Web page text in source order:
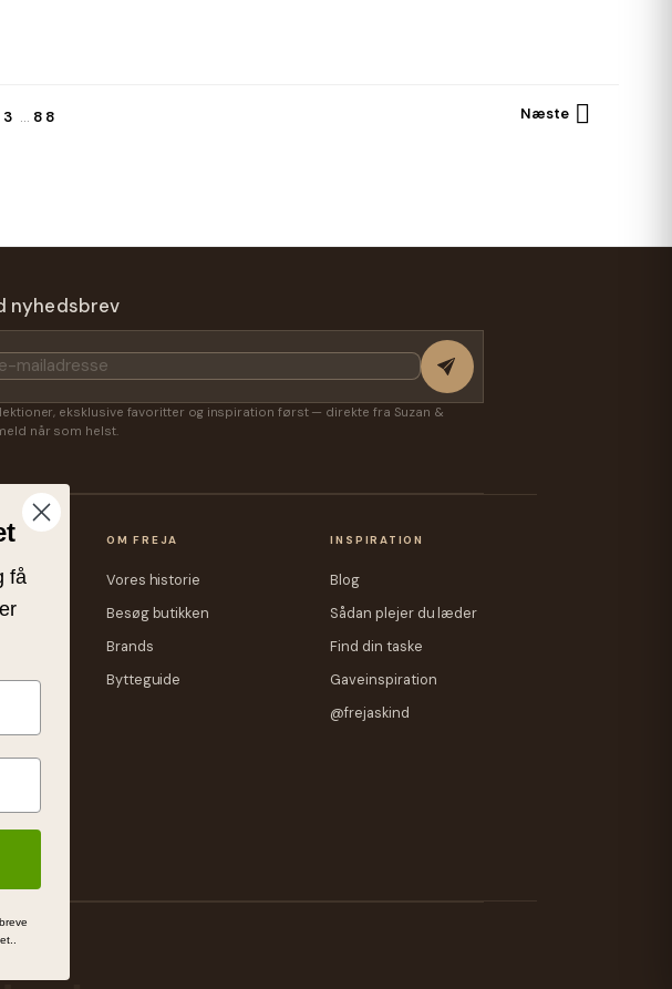
3 … 88 Næste 
nyhedsbrev
eksklusive favoritter og inspiration først — direkte fra Suzan &
når som helst.
OM FREJA
Vores historie
Besøg butikken
Brands
Bytteguide
INSPIRATION
Blog
Sådan plejer du læder
Find din taske
Gaveinspiration
@frejaskind
få